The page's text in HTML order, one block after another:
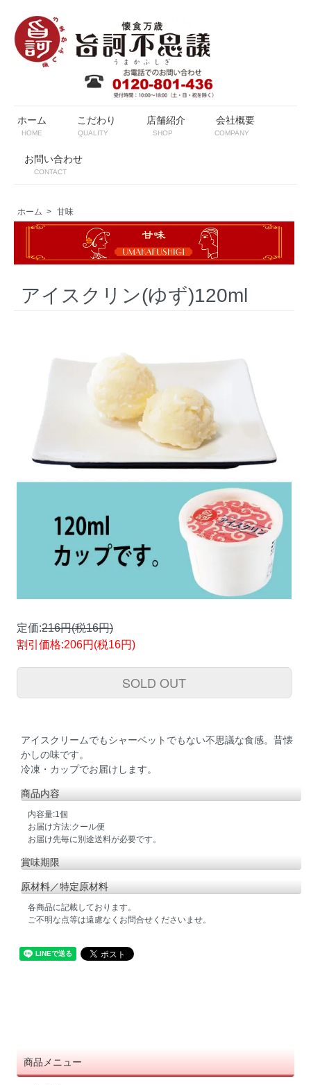
ホーム
HOME
こだわり
QUALITY
店舗紹介
SHOP
会社概要
COMPANY
お問い合わせ
CONTACT
ホーム > 甘味
アイスクリン(ゆず)120ml
定価:216円(税16円)
割引価格:206円(税16円)
SOLD OUT
アイスクリームでもシャーベットでもない不思議な食感。昔懐
かしの味です。
冷凍・カップでお届けします。
商品内容
内容量:1個
お届け方法:クール便
お届け先毎に別途送料が必要です。
賞味期限
原材料／特定原材料
各商品に記載しております。
ご不明な点等は遠慮なくお問合せくださいませ。
商品メニュー